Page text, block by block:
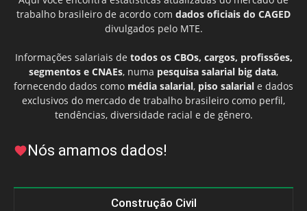
trabalho brasileiro de acordo com dados oficiais do CAGED
divulgados pelo MTE.
Informações salariais de todos os CBOs, cargos, profissões,
segmentos e CNAEs, numa pesquisa salarial big data,
fornecendo dados como média salarial, piso salarial e dados
exclusivos do mercado de trabalho brasileiro como perfil,
tendências, diversidade racial e de gênero.
Nós amamos dados!
Construção Civil